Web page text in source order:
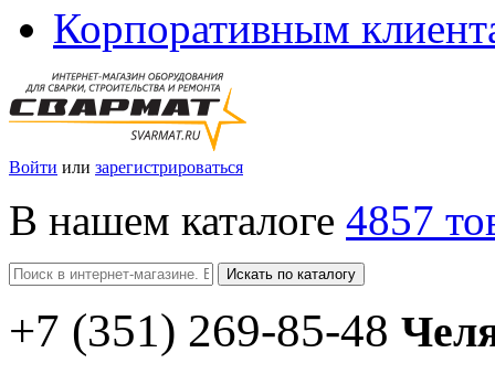
Корпоративным
Войти или зарегистрироваться
В нашем каталоге 4857
Искать по каталогу
+7 (351) 269-85-48